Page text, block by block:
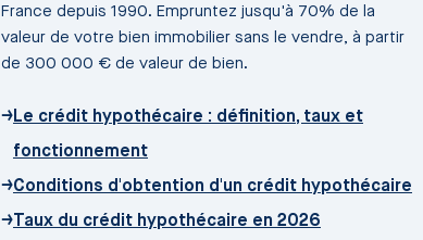
France depuis 1990. Empruntez jusqu'à 70% de la
valeur de votre bien immobilier sans le vendre, à partir
de 300 000 € de valeur de bien.
→Le crédit hypothécaire : définition, taux et
fonctionnement
→Conditions d'obtention d'un crédit hypothécaire
→ Taux du crédit hypothécaire en 2026